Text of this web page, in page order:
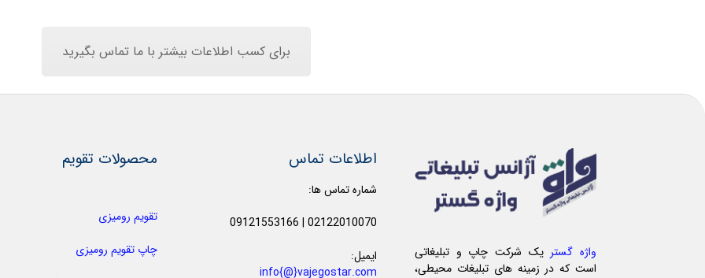
برای کسب اطلاعات بیشتر با ما تماس بگیرید
واژه گستریک شرکت چاپ و تبلیغاتی
است که در زمینه های تبلیغات محیطی،
اطلاعات تماس
شماره تماس ها:
02122010070
|
09121553166
ایمیل:
info{@}vajegostar.com
محصولات تقویم
تقویم رومیزی
چاپ تقویم رومیزی